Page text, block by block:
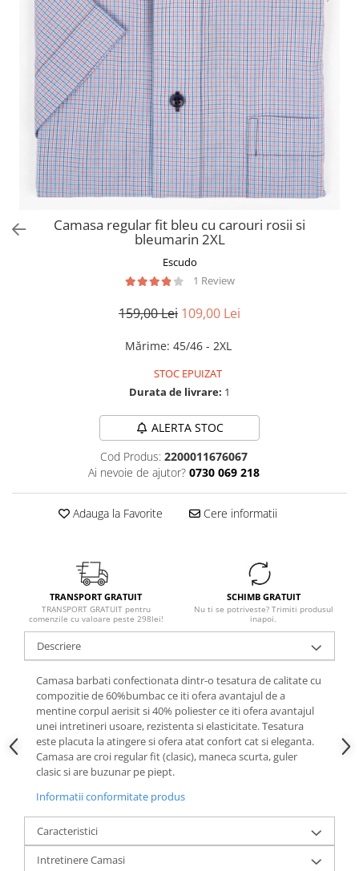
Camasa regular fit bleu cu carouri rosii si
bleumarin 2XL
Escudo
1 Review
159,00 Lei 109,00 Lei
Mărime: 45/46 - 2XL
STOC EPUIZAT
Durata de livrare: 1
ALERTA STOC
Cod Produs: 2200011676067
Ai nevoie de ajutor? 0730 069 218
Adauga la Favorite Cere informatii
TRANSPORT GRATUIT
TRANSPORT GRATUIT pentru
comenzile cu valoare peste 298lei!
SCHIMB GRATUIT
Nu ti se potriveste? Trimiti produsul
inapoi.
Descriere
Camasa barbati confectionata dintr-o tesatura de calitate cu
compozitie de 60%bumbac ce iti ofera avantajul de a
mentine corpul aerisit si 40% poliester ce iti ofera avantajul
unei intretineri usoare, rezistenta si elasticitate. Tesatura
este placuta la atingere si ofera atat confort cat si eleganta.
Camasa are croi regular fit (clasic), maneca scurta, guler
clasic si are buzunar pe piept.
Informatii conformitate produs
Caracteristici
Intretinere Camasi